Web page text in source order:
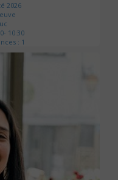
2026
10:30
: 1